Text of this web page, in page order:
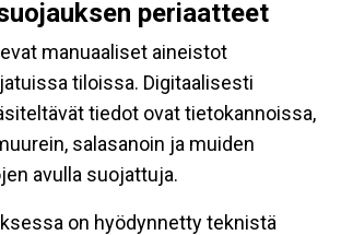
periaatteet
manuaaliset aineistot
tiloissa. Digitaalisesti
tiedot ovat tietokannoissa,
salasanoin ja muiden
avulla suojattuja.
on hyödynnetty teknistä